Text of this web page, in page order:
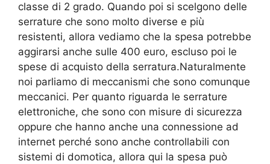
classe di 2 grado. Quando poi si scelgono delle
serrature che sono molto diverse e più
resistenti, allora vediamo che la spesa potrebbe
aggirarsi anche sulle 400 euro, escluso poi le
spese di acquisto della serratura.Naturalmente
noi parliamo di meccanismi che sono comunque
meccanici. Per quanto riguarda le serrature
elettroniche, che sono con misure di sicurezza
oppure che hanno anche una connessione ad
internet perché sono anche controllabili con
sistemi di domotica, allora qui la spesa può